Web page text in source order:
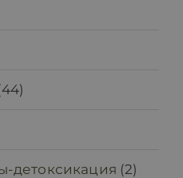
детоксикация (2)